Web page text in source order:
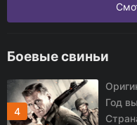
Боевые свиньи
4
Год